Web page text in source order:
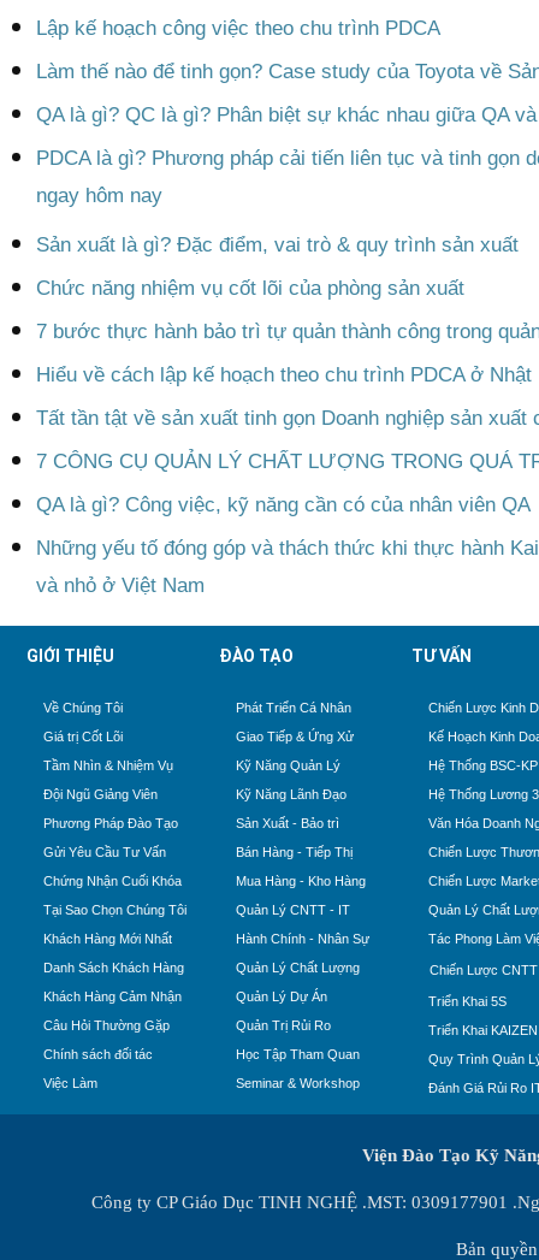
Lập kế hoạch công việc theo chu trình PDCA
Làm thế nào để tinh gọn? Case study của Toyota về
QA là gì? QC là gì? Phân biệt sự khác nhau giữa QA
PDCA là gì? Phương pháp cải tiến liên tục và tinh gọn
ngay hôm nay
Sản xuất là gì? Đặc điểm, vai trò & quy trình sản xuất
Chức năng nhiệm vụ cốt lõi của phòng sản xuất
7 bước thực hành bảo trì tự quản thành công trong
Hiểu về cách lập kế hoạch theo chu trình PDCA ở Nhật
Tất tần tật về sản xuất tinh gọn Doanh nghiệp sản xuất
7 CÔNG CỤ QUẢN LÝ CHẤT LƯỢNG TRONG QUÁ
QA là gì? Công việc, kỹ năng cần có của nhân viên QA
Những yếu tố đóng góp và thách thức khi thực hành
và nhỏ ở Việt Nam
GIỚI THIỆU
Về Chúng Tôi
Giá trị Cốt Lõi
Tầm Nhìn & Nhiệm Vụ
Đội Ngũ Giảng Viên
Phương Pháp Đào Tạo
Gửi Yêu Cầu Tư Vấn
Chứng Nhận Cuối Khóa
Tại Sao Chọn Chúng Tôi
Khách Hàng Mới Nhất
Danh Sách Khách Hàng
Khách Hàng Cảm Nhận
Câu Hỏi Thường Gặp
Chính sách đối tác
Việc Làm
ĐÀO TẠO
Phát Triển Cá Nhân
Giao Tiếp & Ứng Xử
Kỹ Năng Quản Lý
Kỹ Năng Lãnh Đạo
Sản Xuất - Bảo trì
Bán Hàng - Tiếp Thị
Mua Hàng - Kho Hàng
Quản Lý CNTT - IT
Hành Chính - Nhân Sự
Quản Lý Chất Lượng
Quản Lý Dự Án
Quản Trị Rủi Ro
Học Tập Tham Quan
Seminar & Workshop
TƯ VẤN
Chiến Lược Kinh
Kế Hoạch Kinh
Hệ Thống BSC-
Hệ Thống Lương
Văn Hóa Doanh
Chiến Lược
Chiến Lược
Quản Lý Chất
Tác Phong Làm
Chiến Lược CNTT
Triển Khai 5S
Triển Khai KAIZEN
Quy Trình Quản
Đánh Giá Rủi Ro
Viện Đào Tạo Kỹ
Công ty CP Giáo Dục TINH NGHỆ .MST: 0309177901
Bản